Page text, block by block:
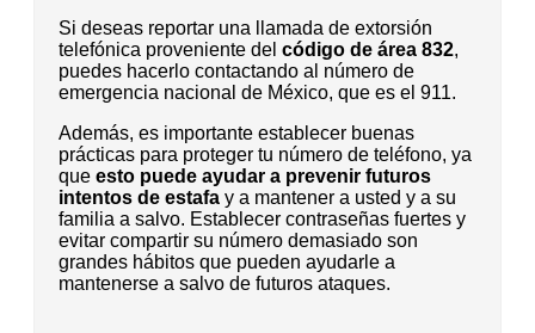
Si deseas reportar una llamada de extorsión
telefónica proveniente del código de área 832,
puedes hacerlo contactando al número de
emergencia nacional de México, que es el 911.
Además, es importante establecer buenas
prácticas para proteger tu número de teléfono, ya
que esto puede ayudar a prevenir futuros
intentos de estafa y a mantener a usted y a su
familia a salvo. Establecer contraseñas fuertes y
evitar compartir su número demasiado son
grandes hábitos que pueden ayudarle a
mantenerse a salvo de futuros ataques.